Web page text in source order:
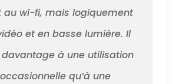
au wi-fi, mais logiquement
et en basse lumière. Il
davantage à une utilisation
qu’à une